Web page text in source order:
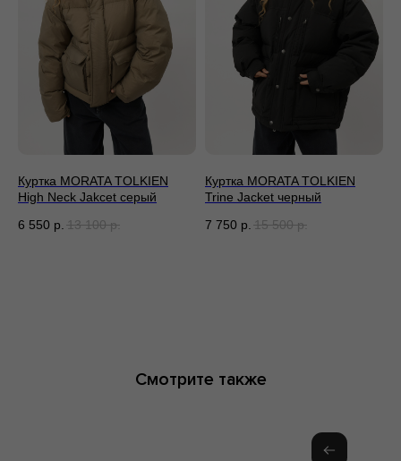
По всей России
Куртка MORATA TOLKIEN
High Neck Jakcet серый
6 550 р. 13 100 р.
Куртка MORATA TOLKIEN
Trine Jacket черный
7 750 р. 15 500 р.
Смотрите также